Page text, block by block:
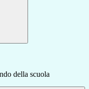
della scuola